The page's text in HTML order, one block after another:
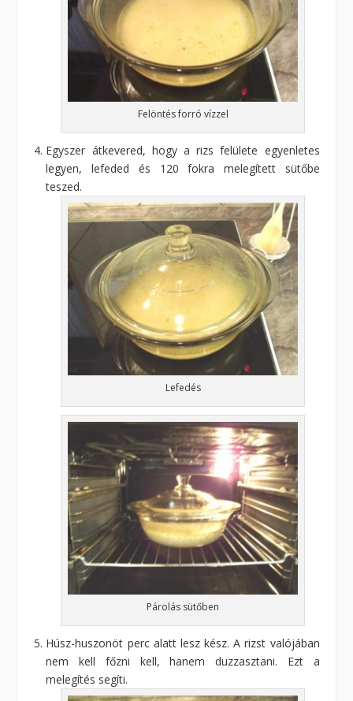
Felöntés forró vízzel
Egyszer átkevered, hogy a rizs felülete egyenletes
legyen, lefeded és 120 fokra melegített sütőbe
teszed.
Lefedés
Párolás sütőben
Húsz-huszonöt perc alatt lesz kész. A rizst valójában
nem kell főzni kell, hanem duzzasztani. Ezt a
melegítés segíti.